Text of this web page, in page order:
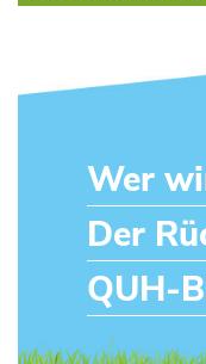
Wer
Der
QUH-